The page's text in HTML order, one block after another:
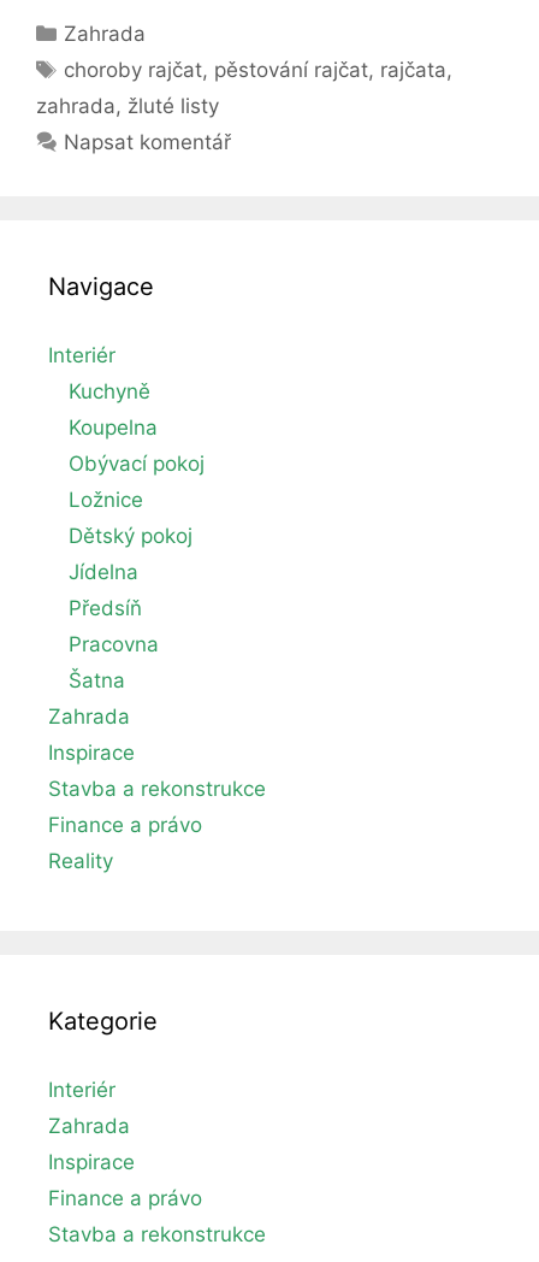
5
Rubriky
Zahrada
Štítky
choroby rajčat, pěstování rajčat, rajčata,
zahrada, žluté listy
Napsat komentář
Navigace
Interiér
Kuchyně
Koupelna
Obývací pokoj
Ložnice
Dětský pokoj
Jídelna
Předsíň
Pracovna
Šatna
Zahrada
Inspirace
Stavba a rekonstrukce
Finance a právo
Reality
Kategorie
Interiér
Zahrada
Inspirace
Finance a právo
Stavba a rekonstrukce